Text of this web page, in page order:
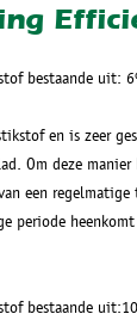
bestaande uit:
en is zeer
Om deze
een
periode
bestaande